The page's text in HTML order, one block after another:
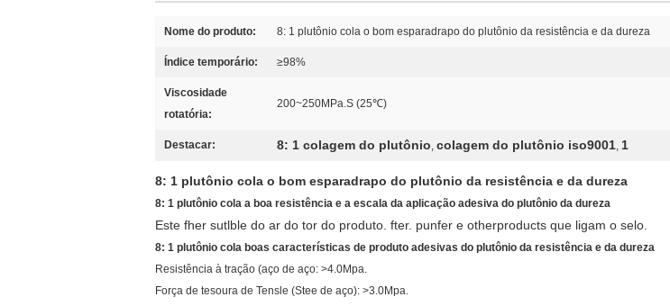
Nome do produto: 8: 1 plutônio cola o bom esparadrapo do plutônio da resistência e da dureza
Índice temporário: ≥98%
Viscosidade
rotatória:
200~250MPa.S (25℃)
Destacar: 8: 1 colagem do plutônio, colagem do plutônio iso9001, 1
8: 1 plutônio cola o bom esparadrapo do plutônio da resistência e da dureza
8: 1 plutônio cola a boa resistência e a escala da aplicação adesiva do plutônio da dureza
Este fher sutlble do ar do tor do produto. fter. punfer e otherproducts que ligam o selo.
8: 1 plutônio cola boas características de produto adesivas do plutônio da resistência e da dureza
Resistência à tração (aço de aço: >4.0Mpa.
Força de tesoura de Tensle (Stee de aço): >3.0Mpa.